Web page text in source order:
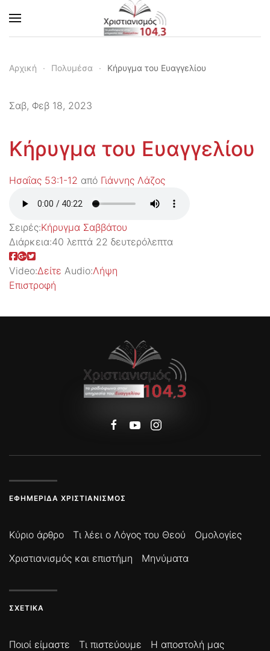
Skip to main content
Αρχική Πολυμέσα Κήρυγμα του Ευαγγελίου
Σαβ, Φεβ 18, 2023
Κήρυγμα του Ευαγγελίου
Ησαΐας 53:1-12 από Γιάννης Λάζος
Σειρές:Kήρυγμα Σαββάτου
Διάρκεια:40 λεπτά 22 δευτερόλεπτα
Video:Δείτε Audio:Λήψη
Επιστροφή
ΕΦΗΜΕΡΊΔΑ ΧΡΙΣΤΙΑΝΙΣΜΌΣ
Κύριο άρθρο Τι λέει ο Λόγος του Θεού
Ομολογίες
Χριστιανισμός και επιστήμη
Μηνύματα
ΣΧΕΤΙΚΆ
Ποιοί είμαστε Τι πιστεύουμε Η αποστολή μας